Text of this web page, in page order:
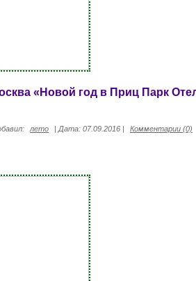
«Новой год в Приц Парк
лето | Дата: 07.09.2016 | Комментарии (0)